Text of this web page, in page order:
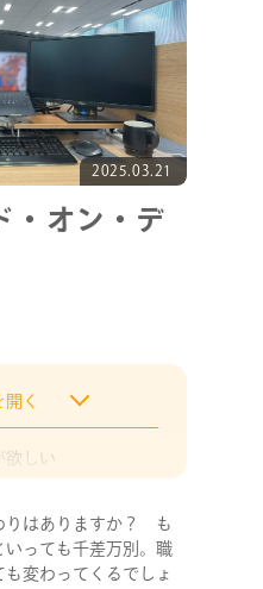
2025.03.21
・オン・デ
く
欲しい
る
どうなっているの？
りはありますか？ も
いっても千差万別。職
変わってくるでしょ